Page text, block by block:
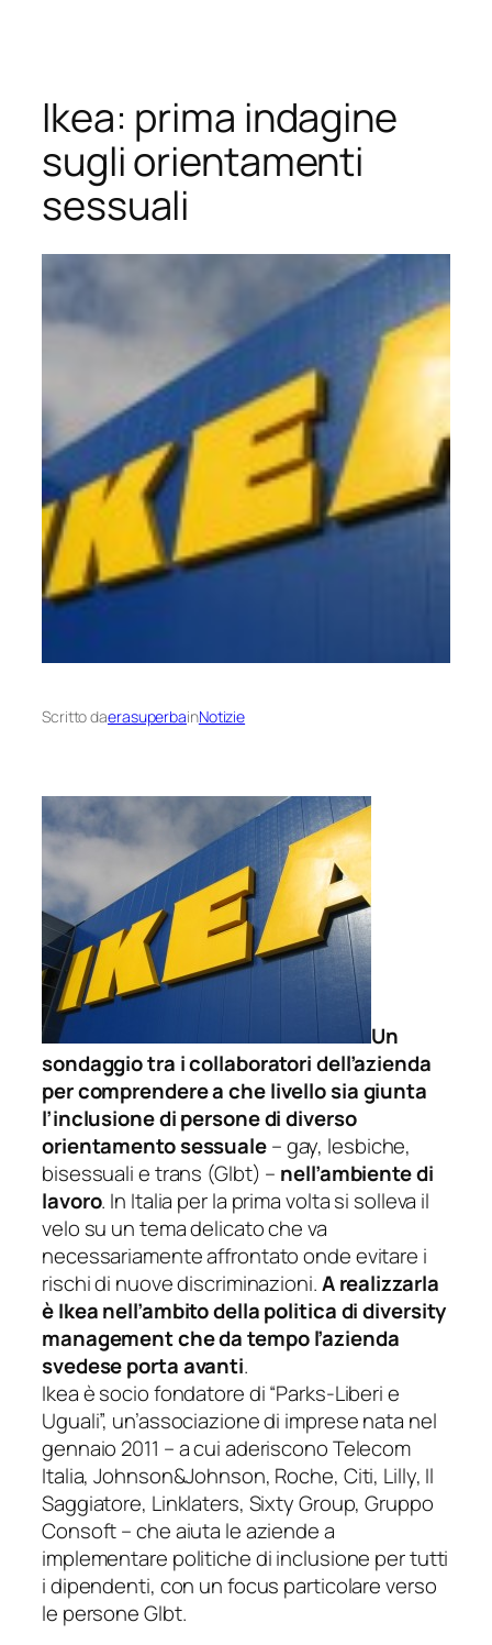
contenuto
Ikea: prima indagine
sugli orientamenti
sessuali
Scritto daerasuperbainNotizie
Un
sondaggio tra i collaboratori dell’azienda
per comprendere a che livello sia giunta
l’inclusione di persone di diverso
orientamento sessuale– gay, lesbiche,
bisessuali e trans (Glbt) – nell’ambiente di
lavoro. In Italia per la prima volta si solleva il
velo su un tema delicato che va
necessariamente affrontato onde evitare i
rischi di nuove discriminazioni.A realizzarla
è Ikea nell’ambito della politica di diversity
management che da tempo l’azienda
svedese porta avanti.
Ikea è socio fondatore di “Parks-Liberi e
Uguali”, un’associazione di imprese nata nel
gennaio 2011 – a cui aderiscono Telecom
Italia, Johnson&Johnson, Roche, Citi, Lilly, Il
Saggiatore, Linklaters, Sixty Group, Gruppo
Consoft – che aiuta le aziende a
implementare politiche di inclusione per tutti
i dipendenti, con un focus particolare verso
le persone Glbt.